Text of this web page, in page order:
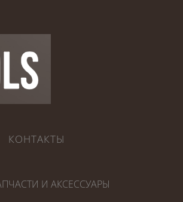
КОНТАКТЫ
И АКСЕССУАРЫ